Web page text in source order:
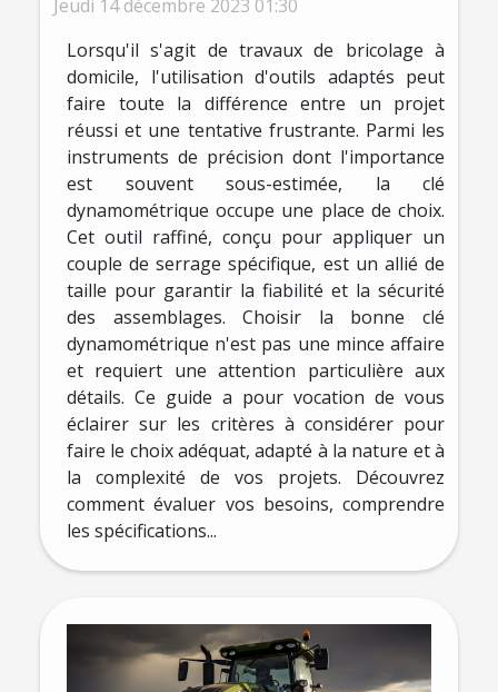
Jeudi 14 décembre 2023 01:30
Lorsqu'il s'agit de travaux de bricolage à
domicile, l'utilisation d'outils adaptés peut
faire toute la différence entre un projet
réussi et une tentative frustrante. Parmi les
instruments de précision dont l'importance
est souvent sous-estimée, la clé
dynamométrique occupe une place de choix.
Cet outil raffiné, conçu pour appliquer un
couple de serrage spécifique, est un allié de
taille pour garantir la fiabilité et la sécurité
des assemblages. Choisir la bonne clé
dynamométrique n'est pas une mince affaire
et requiert une attention particulière aux
détails. Ce guide a pour vocation de vous
éclairer sur les critères à considérer pour
faire le choix adéquat, adapté à la nature et à
la complexité de vos projets. Découvrez
comment évaluer vos besoins, comprendre
les spécifications...